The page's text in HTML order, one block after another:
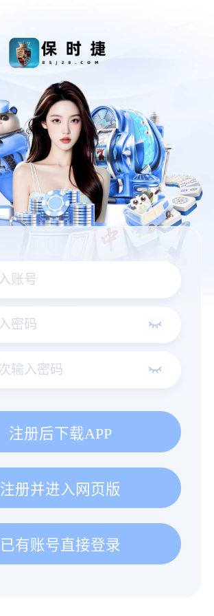
注册后下载APP
注册并进入网页版
已有账号直接登录